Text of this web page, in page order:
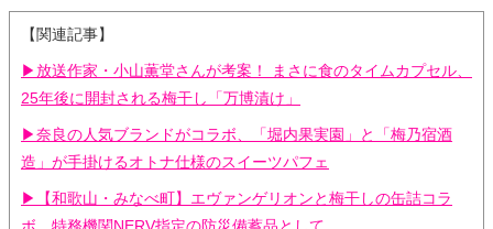
【関連記事】
▶︎放送作家・小山薫堂さんが考案！ まさに食のタイムカプセル、
25年後に開封される梅干し「万博漬け」
▶︎奈良の人気ブランドがコラボ、「堀内果実園」と「梅乃宿酒
造」が手掛けるオトナ仕様のスイーツパフェ
▶︎【和歌山・みなべ町】エヴァンゲリオンと梅干しの缶詰コラ